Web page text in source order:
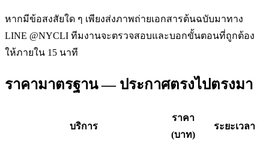
หากมีข้อสงสัยใด ๆ เพียงส่งภาพถ่ายเอกสารต้นฉบับมาทาง
LINE @NYCLI ทีมงานจะตรวจสอบและบอกขั้นตอนที่ถูกต้อง
ให้ภายใน 15 นาที
ราคามาตรฐาน — ประกาศตรงไปตรงมา
บริการ
ราคา
(บาท)
ระยะเวลา